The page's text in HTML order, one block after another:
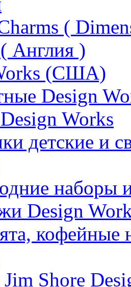
(
Англия )
(США)
Design
Works
детские и
наборы
Design
кофейные
Shore